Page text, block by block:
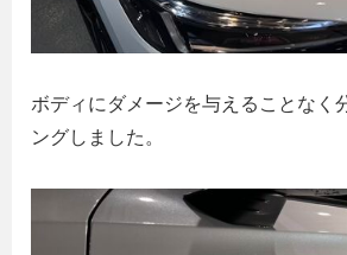
ボディにダメージを与えることなく
ングしました。